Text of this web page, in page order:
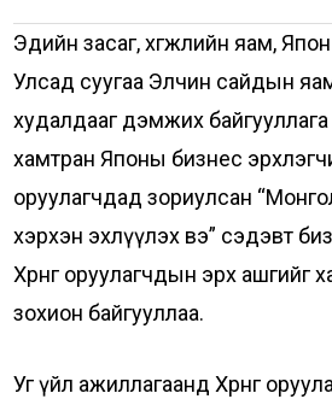
Эдийн засаг, хөгжлийн яам,
Улсад суугаа Элчин сайдын
худалдааг дэмжих байгууллага
хамтран Японы бизнес эрхлэгчид,
оруулагчдад зориулсан
хэрхэн эхлүүлэх вэ” сэдэвт
Хөрөнгө оруулагчдын эрх ашгийг
зохион байгууллаа.
Уг үйл ажиллагаанд Хөрөнгө